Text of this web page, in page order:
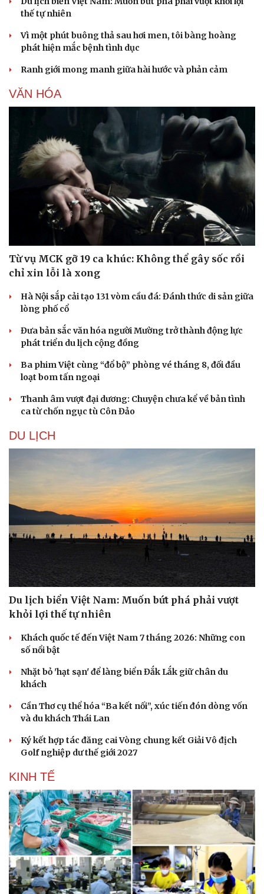
Văn hóa
Sân khấu - Điện ảnh
Văn học
Âm nhạc
Giải trí
Nghệ sĩ
Sao Việt
thế tự nhiên
Vì một phút buông thả sau hơi men, tôi bàng hoàng
phát hiện mắc bệnh tình dục
Ranh giới mong manh giữa hài hước và phản cảm
VĂN HÓA
Từ vụ MCK gỡ 19 ca khúc: Không thể gây sốc rồi
chỉ xin lỗi là xong
Hà Nội sắp cải tạo 131 vòm cầu đá: Đánh thức di sản giữa
lòng phố cổ
Đưa bản sắc văn hóa người Mường trở thành động lực
phát triển du lịch cộng đồng
Ba phim Việt cùng “đổ bộ” phòng vé tháng 8, đối đầu
loạt bom tấn ngoại
Thanh âm vượt đại dương: Chuyện chưa kể về bản tình
ca từ chốn ngục tù Côn Đảo
DU LỊCH
Du lịch biển Việt Nam: Muốn bứt phá phải vượt
khỏi lợi thế tự nhiên
Khách quốc tế đến Việt Nam 7 tháng 2026: Những con
số nổi bật
Nhặt bỏ 'hạt sạn' để làng biển Đắk Lắk giữ chân du
khách
Cần Thơ cụ thể hóa “Ba kết nối”, xúc tiến đón dòng vốn
và du khách Thái Lan
Ký kết hợp tác đăng cai Vòng chung kết Giải Vô địch
Golf nghiệp dư thế giới 2027
KINH TẾ